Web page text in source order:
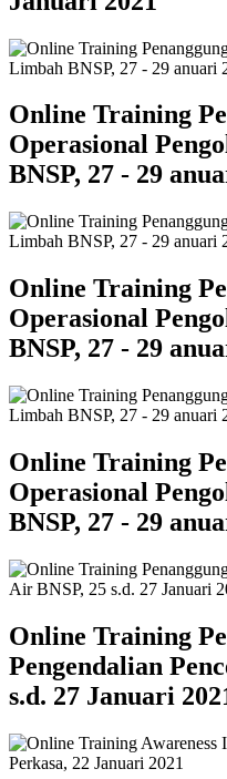
Online Training
Operasional
BNSP, 27 - 29
Online Training
Operasional
BNSP, 27 - 29
Online Training
Operasional
BNSP, 27 - 29
Online Training
Pengendalian
s.d. 27 Januari